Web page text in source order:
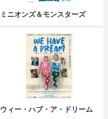
ミニオンズ＆モンスターズ
ウィー・ハブ・ア・ドリーム